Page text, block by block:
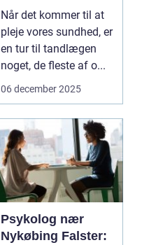
Når det kommer til at
pleje vores sundhed, er
en tur til tandlægen
noget, de fleste af o...
06 december 2025
Psykolog nær
Nykøbing Falster: